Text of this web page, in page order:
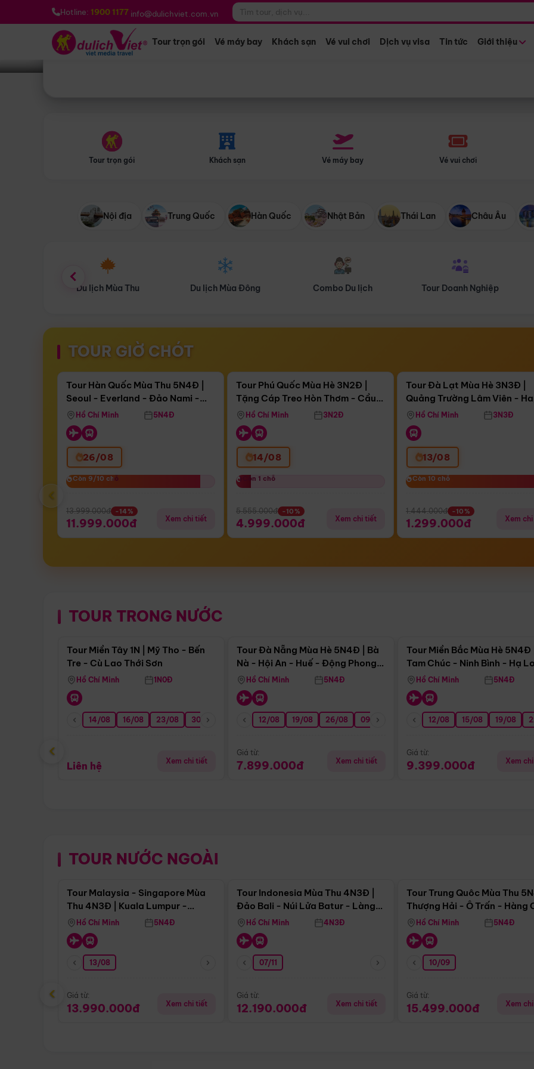
Hotline: 1900 1177 info@dulichviet.com.vn
Tour trọn gói Vé máy bay Khách sạn Vé vui chơi Dịch vụ visa Tin tức Giới thiệu
Bạn muốn đi đâu? *
Tour trọn gói Khách sạn Vé máy bay Vé vui chơi
Nội địa Trung Quốc Hàn Quốc Nhật Bản Thái Lan Châu Âu
Du lịch Mùa Đông Combo Du lịch Tour Doanh Nghiệp Du lịch Hành Hương
TOUR GIỜ CHÓT
Còn17 ngày 14:55:50
Bay Sun Phuquoc Airways
Điểm nổi bật
Tour Hàn Quốc Mùa Thu 5N4Đ |
Seoul - Everland - Đảo Nami -
Tháp Namsan (Bay Sun Phuquoc
Airways)
Hồ Chí Minh 5N4Đ
26/08
Còn 9/10 chỗ
Còn 9/10 chỗ
13.999.000đ -14%
11.999.000đ Xem chi tiết
Còn05 ngày 14:55:50
Tặng Cáp Treo Hòn Thơm
Tour Phú Quốc Mùa Hè 3N2Đ |
Tặng Cáp Treo Hòn Thơm - Cầu
Hôn - Công Viên Nước Aquatopia
Hồ Chí Minh 3N2Đ
14/08
Còn 1 chỗ
Còn 1 chỗ
5.555.000đ -10%
4.999.000đ Xem chi tiết
Còn04 ngày 14:55:50
Tour Đà Lạt Mùa Hè 3N3Đ |
Quảng Trường Lâm Viên -
Hill - Puppy Farm
Hồ Chí Minh 3N3Đ
13/08
Còn 10 chỗ
Còn 10 chỗ
1.444.000đ -10%
1.299.000đ Xem
‹
TOUR TRONG NƯỚC
Điểm nổi bật
Tour Miền Tây 1N | Mỹ Tho - Bến
Tre - Cù Lao Thới Sơn
Hồ Chí Minh 1N0Đ
14/08 16/08 23/08 30/08 06/09 13/09 20/09 27/09
Liên hệ Xem chi tiết
Tour Đà Nẵng Mùa Hè 5N4Đ | Bà
Nà - Hội An - Huế - Động Phong
NhaHồ Chí Minh 5N4Đ
12/08 19/08 26/08 09/09 16/09 23/09 30/09 07/10
Giá từ:
7.899.000đ Xem chi tiết
Tour Miền Bắc Mùa Hè 5N4Đ |
Tam Chúc - Ninh Bình - Hạ
Hồ Chí Minh 5N4Đ
12/08 15/08 19/08
Giá từ:
9.399.000đ Xem
‹
TOUR NƯỚC NGOÀI
Điểm nổi bật
Tour Malaysia - Singapore Mùa
Thu 4N3Đ | Kuala Lumpur -
Malacca - Johor Baru -
Singapore
Hồ Chí Minh 5N4Đ
13/08
Giá từ:
13.990.000đ Xem chi tiết
Tour Indonesia Mùa Thu 4N3Đ |
Đảo Bali - Núi Lửa Batur - Làng
Penglipuran
Hồ Chí Minh 4N3Đ
07/11
Giá từ:
12.190.000đ Xem chi tiết
Tour Trung Quôc Mùa Thu
Thượng Hải - Ô Trấn - Hàng
(Tour Không Shopping)
Hồ Chí Minh 5N4Đ
10/09
Giá từ:
15.499.000đ Xem
‹